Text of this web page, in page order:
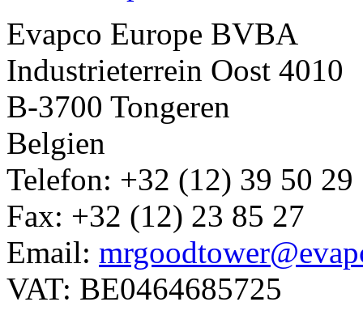
Evapco Europe BVBA
Industrieterrein Oost 4010
B-3700 Tongeren
Belgien
Telefon: +32 (12) 39 50 29
Fax: +32 (12) 23 85 27
Email:
VAT: BE0464685725